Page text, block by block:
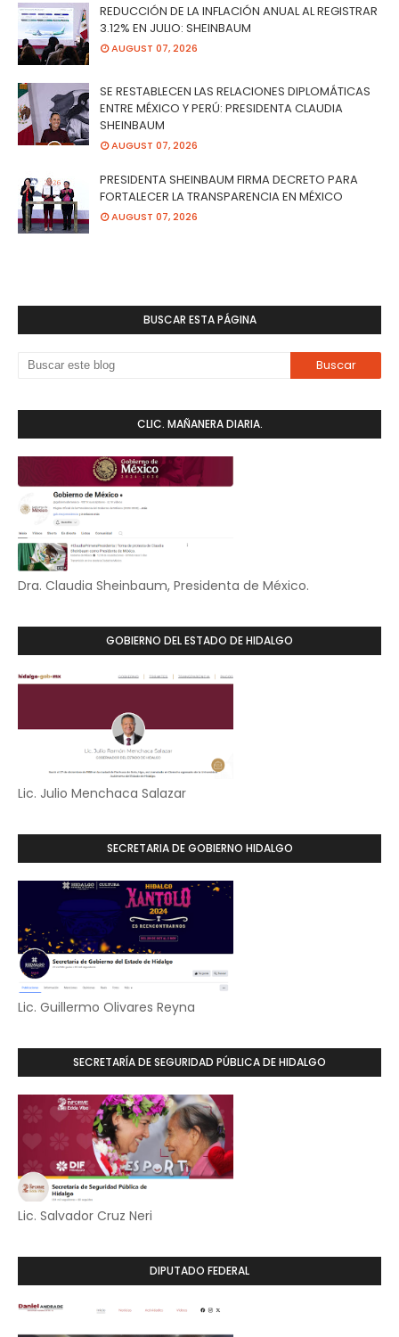
REDUCCIÓN DE LA INFLACIÓN ANUAL AL REGISTRAR
3.12% EN JULIO: SHEINBAUM
AUGUST 07, 2026
SE RESTABLECEN LAS RELACIONES DIPLOMÁTICAS
ENTRE MÉXICO Y PERÚ: PRESIDENTA CLAUDIA
SHEINBAUM
AUGUST 07, 2026
PRESIDENTA SHEINBAUM FIRMA DECRETO PARA
FORTALECER LA TRANSPARENCIA EN MÉXICO
AUGUST 07, 2026
BUSCAR ESTA PÁGINA
CLIC. MAÑANERA DIARIA.
Dra. Claudia Sheinbaum, Presidenta de México.
GOBIERNO DEL ESTADO DE HIDALGO
Lic. Julio Menchaca Salazar
SECRETARIA DE GOBIERNO HIDALGO
Lic. Guillermo Olivares Reyna
SECRETARÍA DE SEGURIDAD PÚBLICA DE HIDALGO
Lic. Salvador Cruz Neri
DIPUTADO FEDERAL